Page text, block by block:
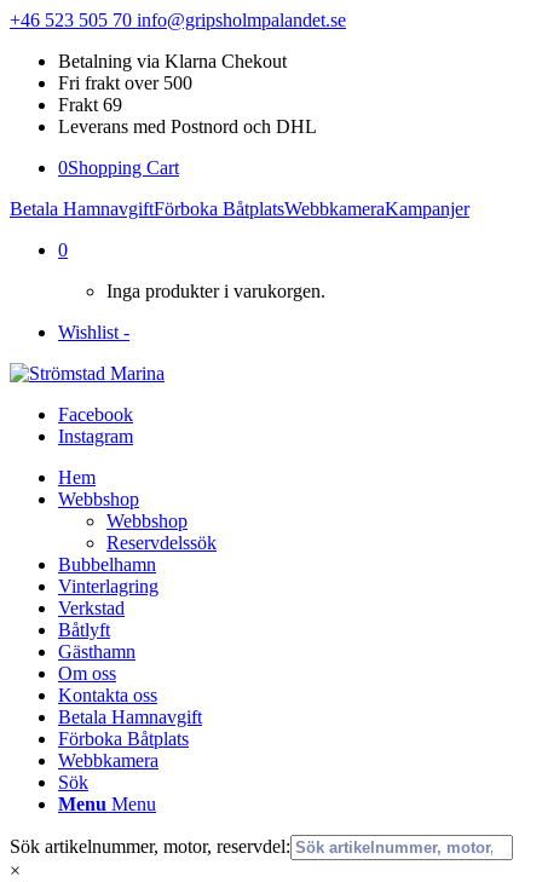
+46 523 505 70 info@gripsholmpalandet.se
Betalning via Klarna Chekout
Fri frakt over 500
Frakt 69
Leverans med Postnord och DHL
0Shopping Cart
Betala HamnavgiftFörboka BåtplatsWebbkameraKampanjer
0
Inga produkter i varukorgen.
Wishlist -
Facebook
Instagram
Hem
Webbshop
Webbshop
Reservdelssök
Bubbelhamn
Vinterlagring
Verkstad
Båtlyft
Gästhamn
Om oss
Kontakta oss
Betala Hamnavgift
Förboka Båtplats
Webbkamera
Sök
Menu Menu
Sök artikelnummer, motor, reservdel:
×